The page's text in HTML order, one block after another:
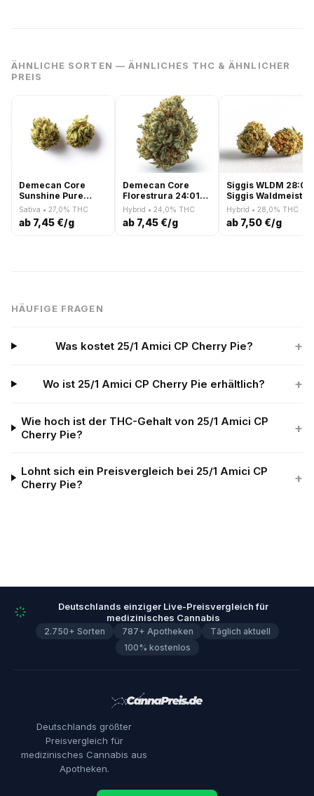
ÄHNLICHE SORTEN — ÄHNLICHES THC & ÄHNLICHER
PREIS
Demecan Core
Sunshine Pure
27:01 Tropicana
Cookies
Sativa • 27,0% THC
ab 7,45 €/g
Demecan Core
Florestrura 24:01
Crazy Hazey
Hybrid • 24,0% THC
ab 7,45 €/g
Siggis WLDM 28:01
Siggis Waldmeister
Hybrid • 28,0% THC
ab 7,50 €/g
HÄUFIGE FRAGEN
Was kostet 25/1 Amici CP Cherry Pie? +
Wo ist 25/1 Amici CP Cherry Pie erhältlich? +
Wie hoch ist der THC-Gehalt von 25/1 Amici CP
Cherry Pie?
+
Lohnt sich ein Preisvergleich bei 25/1 Amici CP
Cherry Pie?
+
Deutschlands einziger Live-Preisvergleich für
medizinisches Cannabis
2.750+ Sorten 787+ Apotheken
Täglich aktuell
100% kostenlos
Deutschlands größter
Preisvergleich für
medizinisches Cannabis aus
Apotheken.